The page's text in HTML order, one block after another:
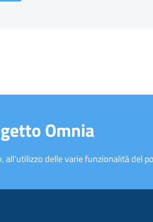
Omnia
all'utilizzo delle varie funzionalità del